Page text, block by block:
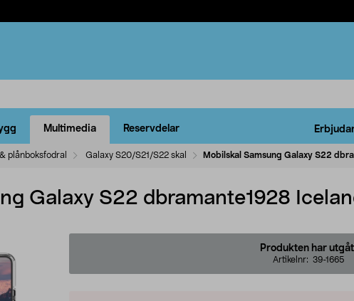
Multimedia Reservdelar
plånboksfodral Galaxy S20/S21/S22 skal Mobilskal Samsung Galaxy S22
Galaxy S22 dbramante1928
Produkten har
Artikelnr: 39-1665